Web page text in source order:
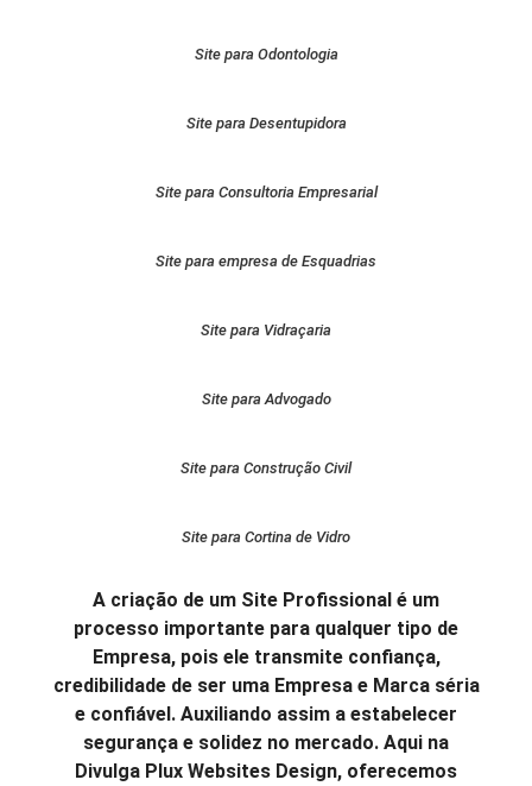
Site para Odontologia
Site para Desentupidora
Site para Consultoria Empresarial
Site para empresa de Esquadrias
Site para Vidraçaria
Site para Advogado
Site para Construção Civil
Site para Cortina de Vidro
A criação de um Site Profissional é um
processo importante para qualquer tipo de
Empresa, pois ele transmite confiança,
credibilidade de ser uma Empresa e Marca séria
e confiável. Auxiliando assim a estabelecer
segurança e solidez no mercado. Aqui na
Divulga Plux Websites Design, oferecemos